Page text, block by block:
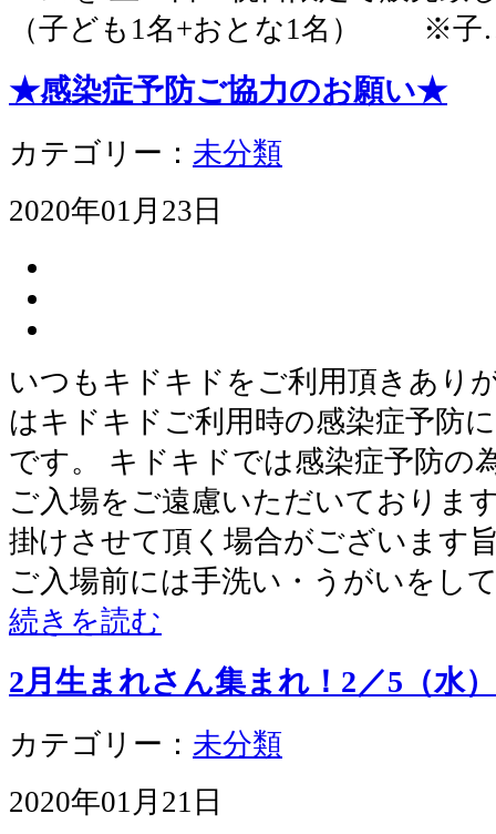
（子ども1名+おとな1名） ※
★感染症予防ご協力のお願い★
カテゴリー： 未分類
2020年01月23日
いつもキドキドをご利用頂きあり
はキドキドご利用時の感染症予防
です。 キドキドでは感染症予防の
ご入場をご遠慮いただいておりま
掛けさせて頂く場合がございます
ご入場前には手洗い・うがいをし
続きを読む
2月生まれさん集まれ！2／5（水
カテゴリー： 未分類
2020年01月21日